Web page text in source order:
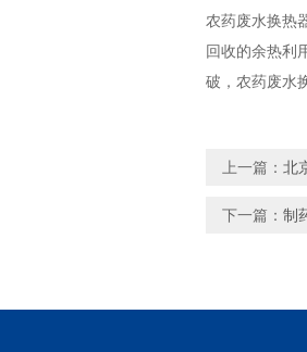
农药废水换热
回收的余热利
破，农药废水
上一篇： 北
下一篇： 制